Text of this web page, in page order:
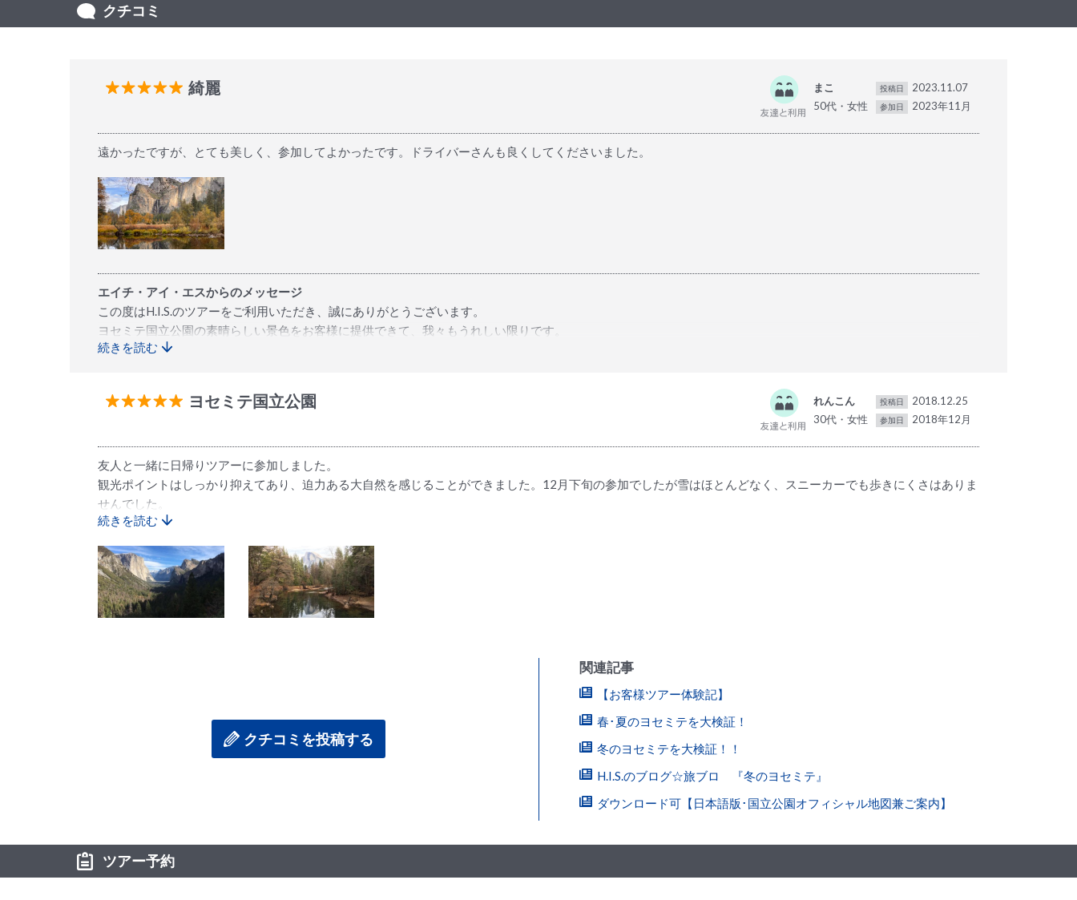
クチコミ
綺麗
まこ
50代・女性
投稿日 2023.11.07
参加日 2023年11月
遠かったですが、とても美しく、参加してよかったです。ドライバーさんも良くしてくださいました。
エイチ・アイ・エスからのメッセージ
この度はH.I.S.のツアーをご利用いただき、誠にありがとうございます。
ヨセミテ国立公園の素晴らしい景色をお客様に提供できて、我々もうれしい限りです。
また、お美しい写真も掲載いただき、心より感謝申し上げます。
続きを読む
ヨセミテ国立公園
れんこん
30代・女性
投稿日 2018.12.25
参加日 2018年12月
友人と一緒に日帰りツアーに参加しました。
観光ポイントはしっかり抑えてあり、迫力ある大自然を感じることができました。12月下旬の参加でしたが雪はほとんどなく、スニーカーでも歩きにくさはありま
せんでした。
ガイド兼ドライバーさんが日本語がとても上手で、詳しく説明して下さいます。4時間のドライブでも楽しく過ごすことが出来ました。
自由時間ではヨセミテ滝まで散策することができ、まるで修学旅行の時のようにはしゃいでしまいました。
ガイドさんからヨセミテのことや、滞在先のサンフランシスコなどのことも色々と教えて頂いたので、ツアー参加後の旅行中は『ガイドさん曰く〜』を口癖に観光
を進めていきました。
次は緑の深まる春や紅葉の秋など、何度でも訪れてみたいと思える場所でした。満足のいく楽しい時間を本当にありがとうございました！
続きを読む
クチコミを投稿する
関連記事
【お客様ツアー体験記】
春･夏のヨセミテを大検証！
冬のヨセミテを大検証！！
H.I.S.のブログ☆旅ブロ 『冬のヨセミテ』
ダウンロード可【日本語版･国立公園オフィシャル地図兼ご案内】
ツアー予約